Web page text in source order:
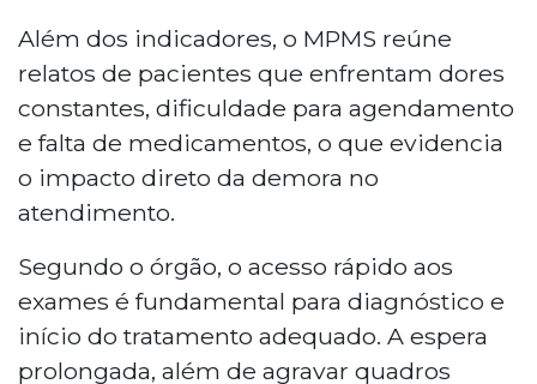
Além dos indicadores, o MPMS reúne
relatos de pacientes que enfrentam dores
constantes, dificuldade para agendamento
e falta de medicamentos, o que evidencia
o impacto direto da demora no
atendimento.
Segundo o órgão, o acesso rápido aos
exames é fundamental para diagnóstico e
início do tratamento adequado. A espera
prolongada, além de agravar quadros